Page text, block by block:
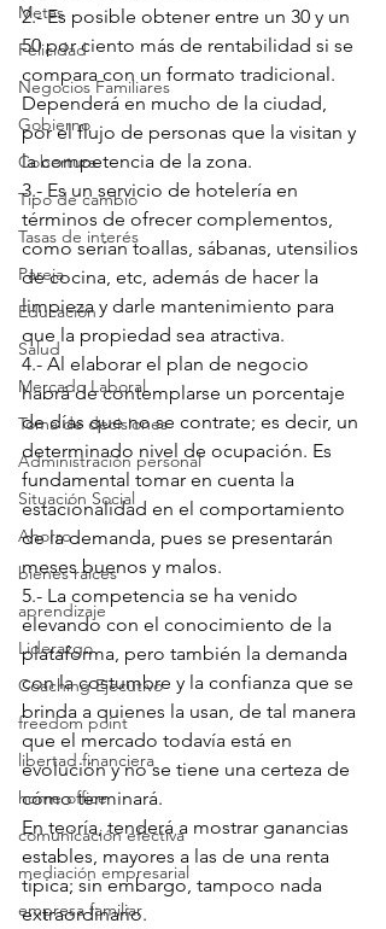
Metas
Felicidad
Negocios Familiares
Gobierno
Cobertura
Tipo de cambio
Tasas de interés
Pareja
Educación
Salud
Mercado Laboral
Toma de decisiones
Administración personal
Situación Social
Ahorro
bienes raíces
aprendizaje
Liderazgo
Coaching Ejecutivo
freedom point
libertad financiera
home office
comunicación efectiva
mediación empresarial
empresa familiar
2.- Es posible obtener entre un 30 y un
50 por ciento más de rentabilidad si se
compara con un formato tradicional.
Dependerá en mucho de la ciudad,
por el flujo de personas que la visitan y
la competencia de la zona.
3.- Es un servicio de hotelería en
términos de ofrecer complementos,
como serían toallas, sábanas, utensilios
de cocina, etc, además de hacer la
limpieza y darle mantenimiento para
que la propiedad sea atractiva.
4.- Al elaborar el plan de negocio
habrá de contemplarse un porcentaje
de días que no se contrate; es decir, un
determinado nivel de ocupación. Es
fundamental tomar en cuenta la
estacionalidad en el comportamiento
de la demanda, pues se presentarán
meses buenos y malos.
5.- La competencia se ha venido
elevando con el conocimiento de la
plataforma, pero también la demanda
con la costumbre y la confianza que se
brinda a quienes la usan, de tal manera
que el mercado todavía está en
evolución y no se tiene una certeza de
cómo terminará.
En teoría, tenderá a mostrar ganancias
estables, mayores a las de una renta
típica; sin embargo, tampoco nada
extraordinario.